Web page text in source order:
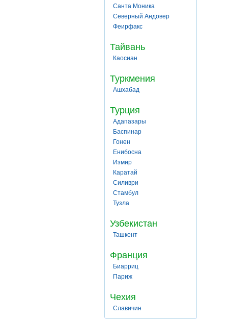
Санта Моника
Северный Андовер
Феирфакс
Тайвань
Каосиан
Туркмения
Ашхабад
Турция
Адапазары
Баспинар
Гонен
Енибосна
Измир
Каратай
Силиври
Стамбул
Тузла
Узбекистан
Ташкент
Франция
Биарриц
Париж
Чехия
Славичин